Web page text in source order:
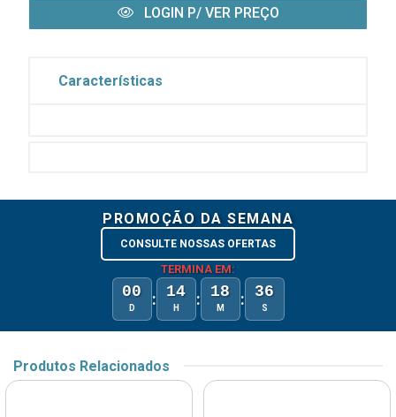
LOGIN P/ VER PREÇO
Características
PROMOÇÃO DA SEMANA
CONSULTE NOSSAS OFERTAS
TERMINA EM:
00
D : 14
H : 18
M : 36
S
Produtos Relacionados